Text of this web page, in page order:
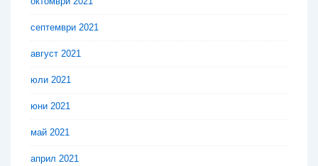
септември 2021
август 2021
юли 2021
юни 2021
май 2021
април 2021